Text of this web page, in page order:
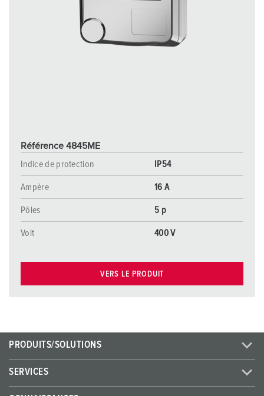
Référence 4845ME
Indice de protection
IP54
Ampère 16 A
Pôles 5 p
Volt 400 V
VERS LE PRODUIT
PRODUITS/SOLUTIONS
SERVICES